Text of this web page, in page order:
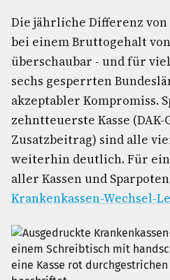
Die jährliche Differenz von
bei einem Bruttogehalt
überschaubar - und für
sechs gesperrten
akzeptabler Kompromiss.
zehntteuerste Kasse
Zusatzbeitrag) sind alle
weiterhin deutlich. Für
aller Kassen und
Krankenkassen-Wechsel-